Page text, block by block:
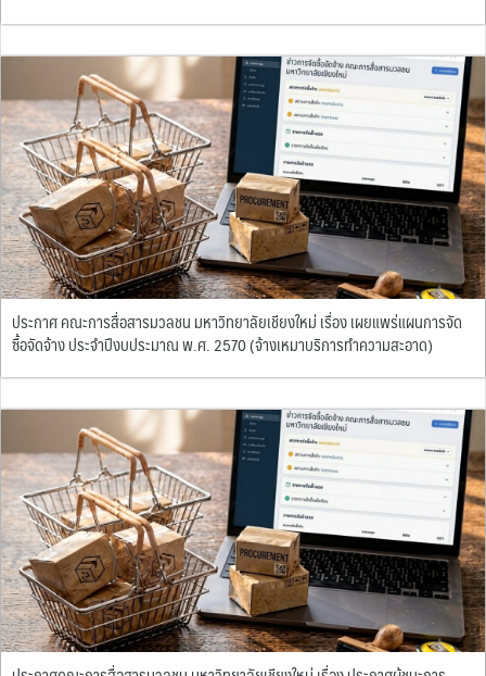
ประกาศ คณะการสื่อสารมวลชน มหาวิทยาลัยเชียงใหม่ เรื่อง เผยแพร่แผนการจัด
ซื้อจัดจ้าง ประจำปีงบประมาณ พ.ศ. 2570 (จ้างเหมาบริการทำความสะอาด)